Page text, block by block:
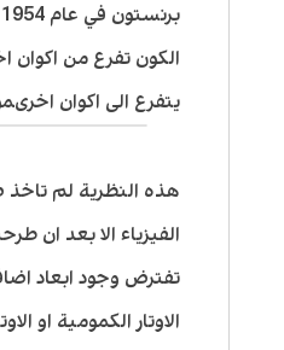
الكون تفرع من اكوان
يتفرع الى اكوان
هذه النظرية لم
الفيزياء الا بعد ان
تفترض وجود ابعاد